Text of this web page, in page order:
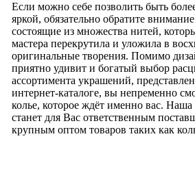
Если можно себе позволить быть
яркой, обязательно обратите
состоящие из множества нитей,
мастера перекрутила и уложила в
оригинальные творения. Помимо
приятно удивит и богатый выбор
ассортимента украшений,
интернет-каталоге, вы непременно
колье, которое ждёт именно вас.
станет для Вас ответственным
крупным оптом товаров таких как